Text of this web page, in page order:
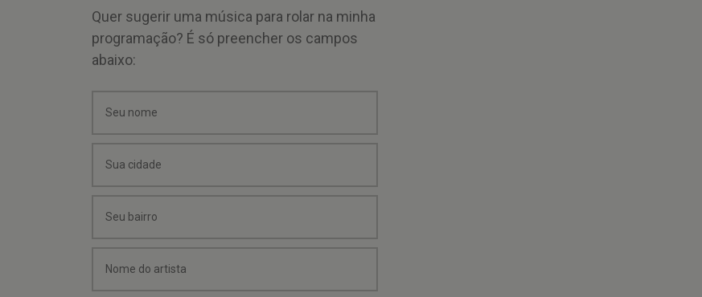
Quer sugerir uma música para rolar na minha
programação? É só preencher os campos
abaixo: